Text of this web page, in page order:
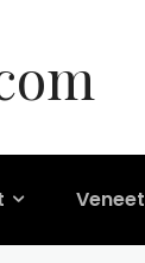
Veneet